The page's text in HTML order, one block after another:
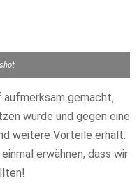
gemacht,
würde und gegen eine
weitere Vorteile erhält.
erwähnen, dass wir